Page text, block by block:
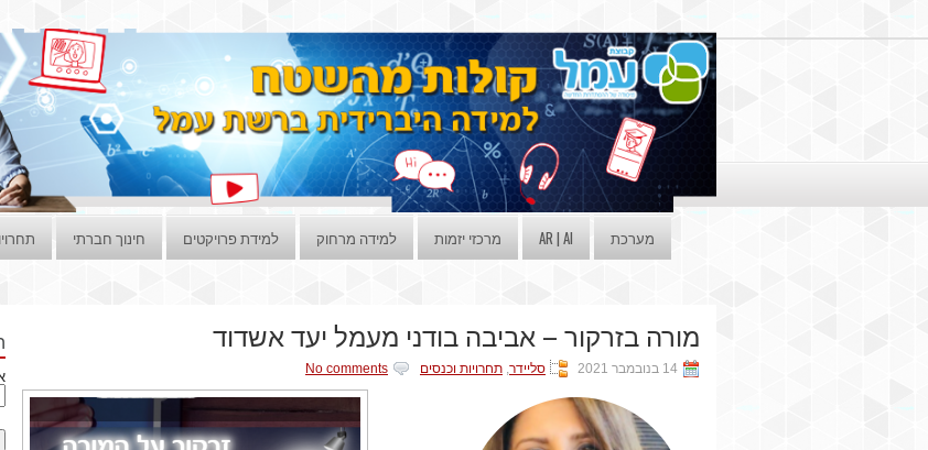
חינוך חברתי למידת פרויקטים למידה מרחוק מרכזי יזמות AR | AI מערכת
מורה בזרקור – אביבה בודני מעמל יעד אשדוד
14 בנובמבר 2021 סליידר, תחרויות וכנסים No comments